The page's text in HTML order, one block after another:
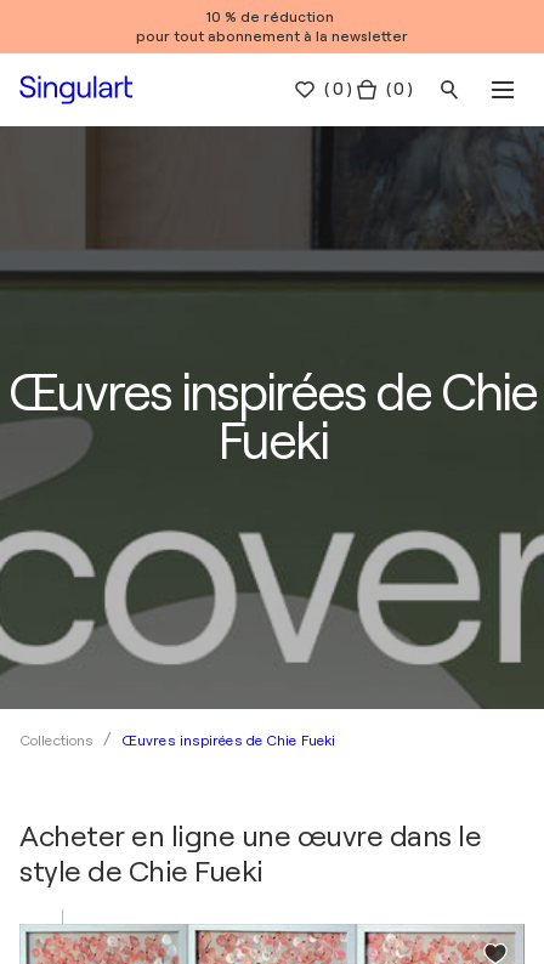
10 % de réduction
pour tout abonnement à la newsletter
(0 ) ( 0 )
Œuvres inspirées de Chie
Fueki
Collections Œuvres inspirées de Chie Fueki
Acheter en ligne une œuvre dans le
style de Chie Fueki